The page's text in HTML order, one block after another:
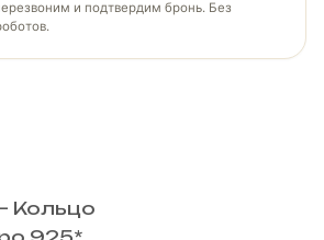
и подтвердим бронь. Без
Кольцо